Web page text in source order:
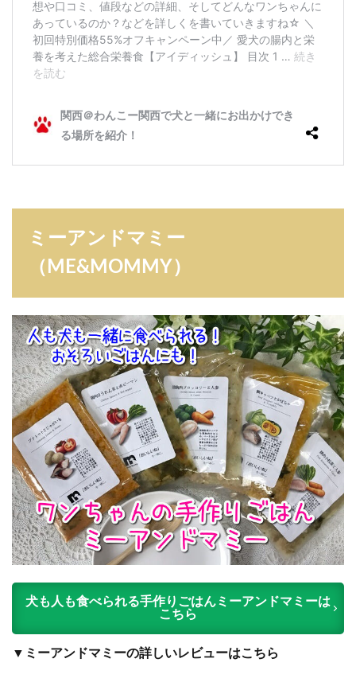
ミーアンドマミー
（ME&MOMMY）
犬も人も食べられる手作りごはんミーアンドマミーは
こちら
▼ミーアンドマミーの詳しいレビューはこちら